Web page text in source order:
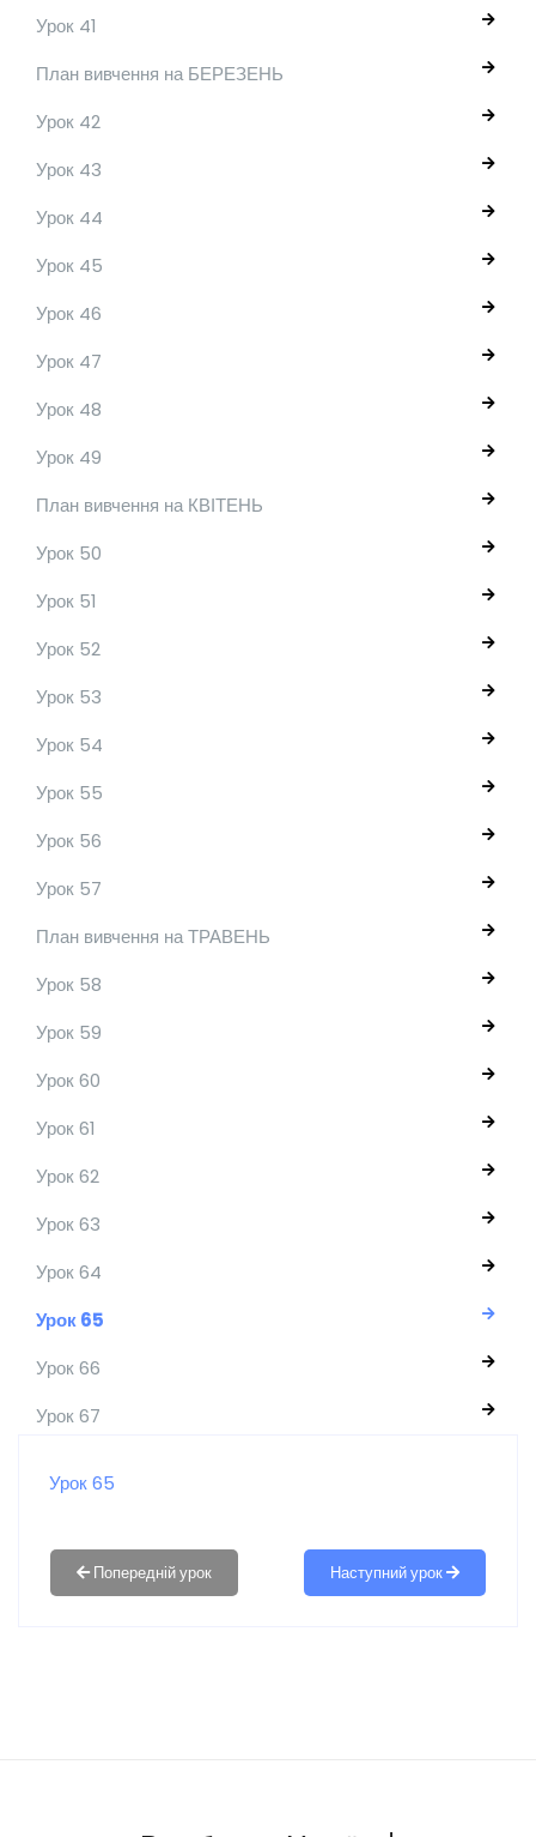
Урок 41
План вивчення на БЕРЕЗЕНЬ
Урок 42
Урок 43
Урок 44
Урок 45
Урок 46
Урок 47
Урок 48
Урок 49
План вивчення на КВІТЕНЬ
Урок 50
Урок 51
Урок 52
Урок 53
Урок 54
Урок 55
Урок 56
Урок 57
План вивчення на ТРАВЕНЬ
Урок 58
Урок 59
Урок 60
Урок 61
Урок 62
Урок 63
Урок 64
Урок 65
Урок 66
Урок 67
Урок 65
Наступний урок